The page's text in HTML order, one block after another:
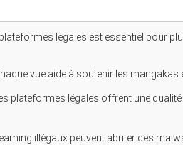
légales est essentiel pour
vue aide à soutenir les
plateformes légales offrent une
illégaux peuvent abriter des